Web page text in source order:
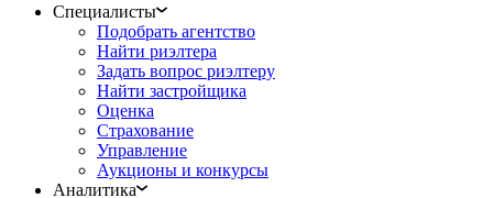
Специалисты
Подобрать агентство
Найти риэлтера
Задать вопрос риэлтеру
Найти застройщика
Оценка
Страхование
Управление
Аукционы и конкурсы
Аналитика